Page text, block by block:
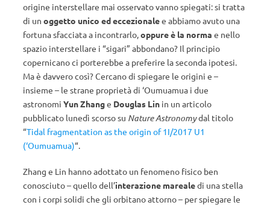
origine interstellare mai osservato vanno spiegati: si tratta
di un oggetto unico ed eccezionalee abbiamo avuto una
fortuna sfacciata a incontrarlo,oppure è la norma e nello
spazio interstellare i “sigari” abbondano? Il principio
copernicano ci porterebbe a preferire la seconda ipotesi.
Ma è davvero così? Cercano di spiegare le origini e –
insieme – le strane proprietà di ‘Oumuamua i due
astronomi Yun Zhange Douglas Lin in un articolo
pubblicato lunedì scorso su Nature Astronomydal titolo
“Tidal fragmentation as the origin of 1I/2017 U1
(‘Oumuamua)“.
Zhang e Lin hanno adottato un fenomeno fisico ben
conosciuto – quello dell’interazione marealedi una stella
con i corpi solidi che gli orbitano attorno – per spiegare le